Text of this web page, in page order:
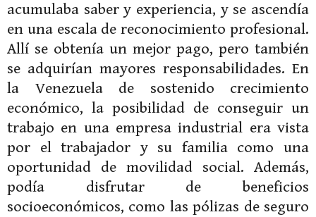
acumulaba saber y experiencia, y se ascendía
en una escala de reconocimiento profesional.
Allí se obtenía un mejor pago, pero también
se adquirían mayores responsabilidades. En
la Venezuela de sostenido crecimiento
económico, la posibilidad de conseguir un
trabajo en una empresa industrial era vista
por el trabajador y su familia como una
oportunidad de movilidad social. Además,
podía disfrutar de beneficios
socioeconómicos, como las pólizas de seguro